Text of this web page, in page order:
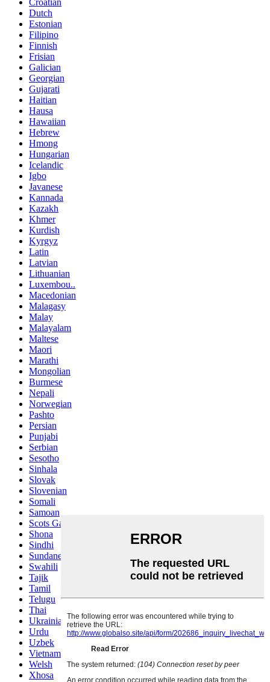
Croatian
Dutch
Estonian
Filipino
Finnish
Frisian
Galician
Georgian
Gujarati
Haitian
Hausa
Hawaiian
Hebrew
Hmong
Hungarian
Icelandic
Igbo
Javanese
Kannada
Kazakh
Khmer
Kurdish
Kyrgyz
Latin
Latvian
Lithuanian
Luxembou..
Macedonian
Malagasy
Malay
Malayalam
Maltese
Maori
Marathi
Mongolian
Burmese
Nepali
Norwegian
Pashto
Persian
Punjabi
Serbian
Sesotho
Sinhala
Slovak
Slovenian
Somali
Samoan
Scots Gaelic
Shona
Sindhi
Sundanese
Swahili
Tajik
Tamil
Telugu
Thai
Ukrainian
Urdu
Uzbek
Vietnamese
Welsh
Xhosa